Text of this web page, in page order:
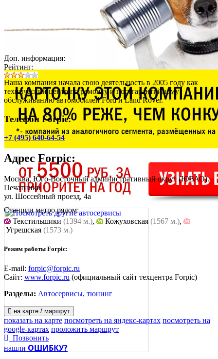
Доп. информация:
Рейтинг:
Наша компания начала свою деятельность в 2005 году как
технический центр по ремонту и постгарантийному
обслуживанию автомобилей Ford и Land Rover.
Телефон Forpic:
+7 (495) 640-64-54
Адрес Forpic:
Москва, Юго-Восточный административный округ (ЮВАО).
Печатники
ул. Шоссейный проезд, 4а
Станции метро рядом:
Текстильшики (1394 м.), Кожуховская (1567 м.),
Угрешская (1573 м.)
Режим работы Forpic:
E-mail: forpic@forpic.ru
Сайт: www.forpic.ru (официальный сайт техцентра Forpic)
Разделы: Автосервисы, тюнинг
на карте / маршрут
показать на карте посмотреть на яндекс-картах посмотреть на
google-картах проложить маршрут
Позвонить
нашли ОШИБКУ?